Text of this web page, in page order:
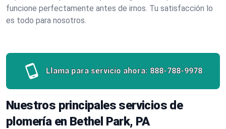
funcione perfectamente antes de irnos. Tu satisfacción lo
es todo para nosotros.
Llama para servicio ahora: 888-788-9978
Nuestros principales servicios de
plomería en Bethel Park, PA